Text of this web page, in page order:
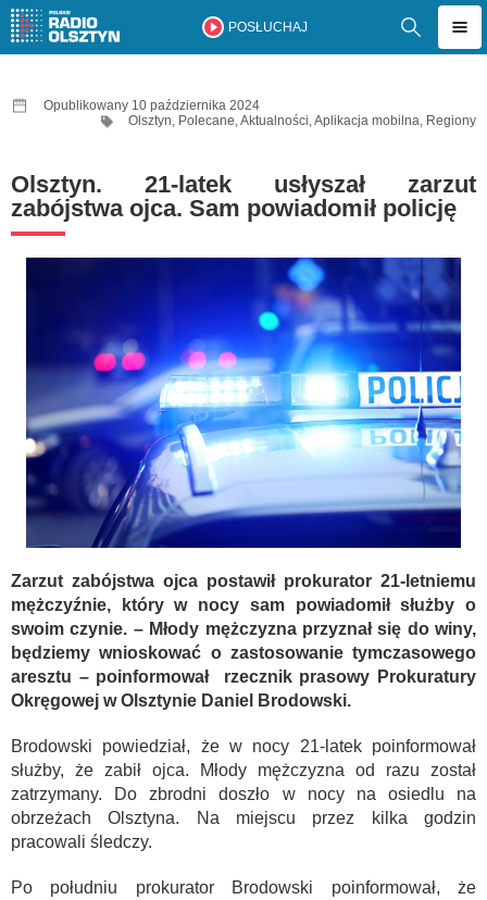
POSŁUCHAJ
Opublikowany 10 października 2024
Olsztyn, Polecane,Aktualności,Aplikacja mobilna, Regiony
Olsztyn. 21-latek usłyszał zarzut
zabójstwa ojca. Sam powiadomił policję
Zarzut zabójstwa ojca postawił prokurator 21-letniemu
mężczyźnie, który w nocy sam powiadomił służby o
swoim czynie. – Młody mężczyzna przyznał się do winy,
będziemy wnioskować o zastosowanie tymczasowego
aresztu – poinformował rzecznik prasowy Prokuratury
Okręgowej w Olsztynie Daniel Brodowski.
Brodowski powiedział, że w nocy 21-latek poinformował
służby, że zabił ojca. Młody mężczyzna od razu został
zatrzymany. Do zbrodni doszło w nocy na osiedlu na
obrzeżach Olsztyna. Na miejscu przez kilka godzin
pracowali śledczy.
Po południu prokurator Brodowski poinformował, że